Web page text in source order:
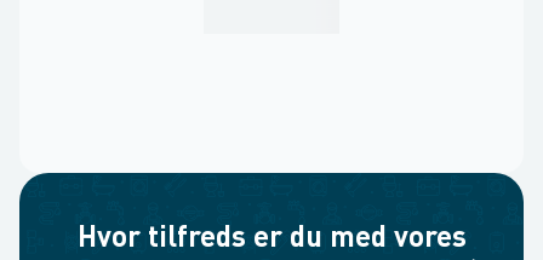
Hvor tilfreds er du med vores